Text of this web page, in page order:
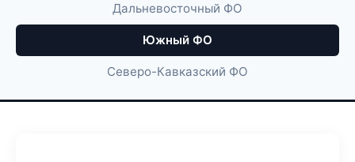
Дальневосточный ФО
Южный ФО
Северо-Кавказский ФО